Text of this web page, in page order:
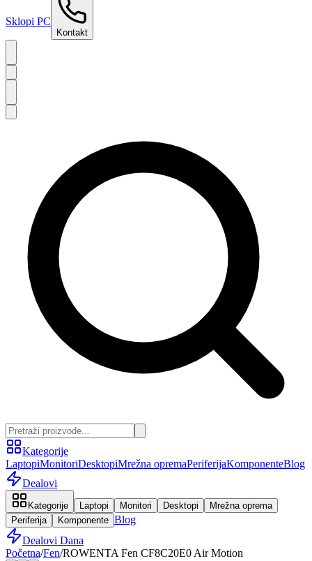
Sklopi PC
Kontakt
Kategorije
LaptopiMonitoriDesktopiMrežna opremaPeriferijaKomponenteBlog
Dealovi
Kategorije Laptopi Monitori Desktopi
Mrežna oprema
Periferija
Komponente Blog
Dealovi Dana
Početna/Fen/ROWENTA Fen CF8C20E0 Air Motion